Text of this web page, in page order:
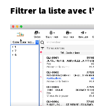
Filtrer la liste avec